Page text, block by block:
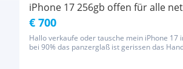
iPhone 17 256gb offen für alle
€ 700
Hallo verkaufe oder tausche mein iPhone 17
bei 90% das panzerglaß ist gerissen das